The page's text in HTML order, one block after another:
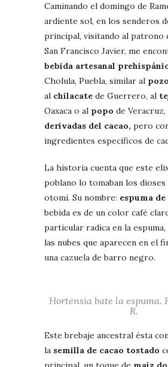
Caminando el domingo de
ardiente sol, en los senderos
principal, visitando al patrono
San Francisco Javier, me
bebida artesanal
Cholula, Puebla, similar al
al chilacate de Guerrero, al
Oaxaca o al popo de Veracruz,
derivadas del cacao, pero
ingredientes específicos de
La historia cuenta que este
poblano lo tomaban los
otomí. Su nombre: espuma de
bebida es de un color café
particular radica en la espuma,
las nubes que aparecen en el
una cazuela de barro negro.
Hortensia bate la espuma.
R.
Este brebaje ancestral ésta
la semilla de cacao tostado